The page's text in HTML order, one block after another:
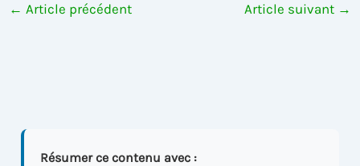
← Article précédent Article suivant →
Résumer ce contenu avec :